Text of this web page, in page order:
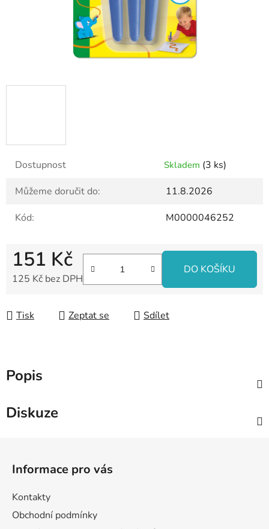
Dostupnost Skladem (3 ks)
Můžeme doručit do:
11.8.2026
Kód:
M0000046252
151 Kč
125 Kč bez DPH
DO KOŠÍKU
Tisk Zeptat se Sdílet
Popis
Diskuze
Informace pro vás
Kontakty
Obchodní podmínky